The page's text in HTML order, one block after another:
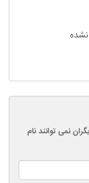
نمی توانند نام